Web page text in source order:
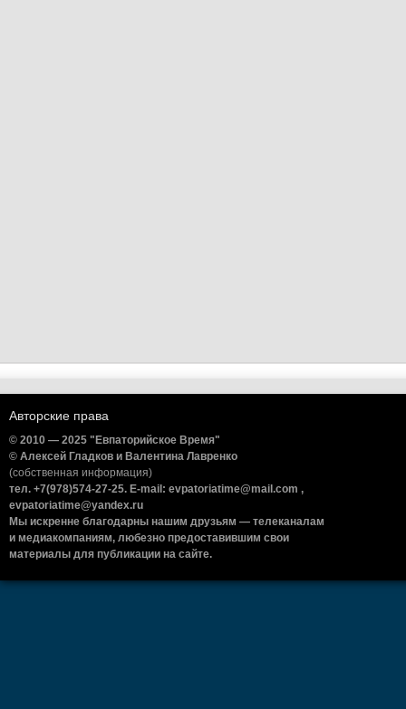
Авторские права
© 2010 — 2025 "Евпаторийское Время"
© Алексей Гладков и Валентина Лавренко
(собственная информация)
тел. +7(978)574-27-25. E-mail: evpatoriatime@mail.com ,
evpatoriatime@yandex.ru
Мы искренне благодарны нашим друзьям — телеканалам
и медиакомпаниям, любезно предоставившим свои
материалы для публикации на сайте.